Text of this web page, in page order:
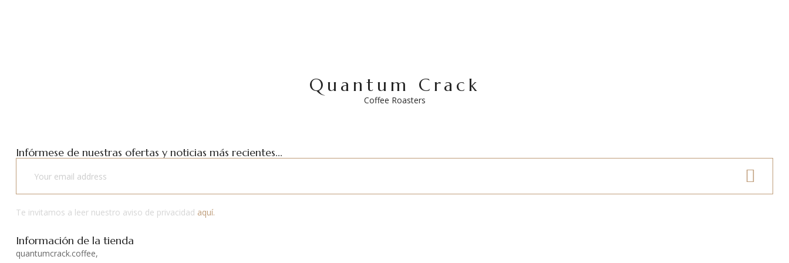
Quantum Crack
Coffee Roasters
Infórmese de nuestras ofertas y noticias más recientes...
Te invitamos a leer nuestro aviso de privacidad aquí.
Información de la tienda
quantumcrack.coffee,